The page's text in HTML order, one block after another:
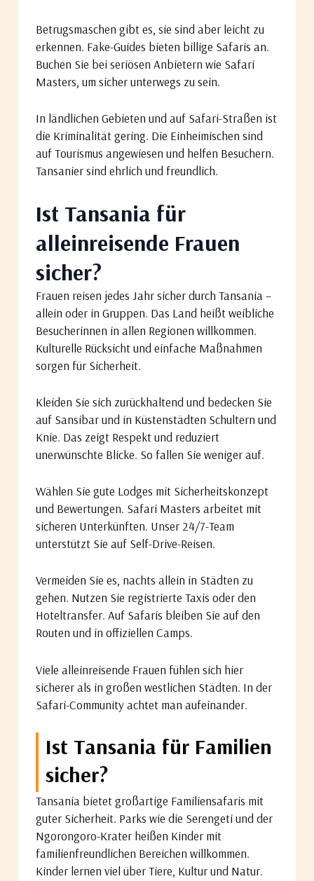
Betrugsmaschen gibt es, sie sind aber leicht zu
erkennen. Fake-Guides bieten billige Safaris an.
Buchen Sie bei seriösen Anbietern wie Safari
Masters, um sicher unterwegs zu sein.
In ländlichen Gebieten und auf Safari-Straßen ist
die Kriminalität gering. Die Einheimischen sind
auf Tourismus angewiesen und helfen Besuchern.
Tansanier sind ehrlich und freundlich.
Ist Tansania für
alleinreisende Frauen
sicher?
Frauen reisen jedes Jahr sicher durch Tansania –
allein oder in Gruppen. Das Land heißt weibliche
Besucherinnen in allen Regionen willkommen.
Kulturelle Rücksicht und einfache Maßnahmen
sorgen für Sicherheit.
Kleiden Sie sich zurückhaltend und bedecken Sie
auf Sansibar und in Küstenstädten Schultern und
Knie. Das zeigt Respekt und reduziert
unerwünschte Blicke. So fallen Sie weniger auf.
Wählen Sie gute Lodges mit Sicherheitskonzept
und Bewertungen. Safari Masters arbeitet mit
sicheren Unterkünften. Unser 24/7-Team
unterstützt Sie auf Self-Drive-Reisen.
Vermeiden Sie es, nachts allein in Städten zu
gehen. Nutzen Sie registrierte Taxis oder den
Hoteltransfer. Auf Safaris bleiben Sie auf den
Routen und in offiziellen Camps.
Viele alleinreisende Frauen fühlen sich hier
sicherer als in großen westlichen Städten. In der
Safari-Community achtet man aufeinander.
Ist Tansania für Familien
sicher?
Tansania bietet großartige Familiensafaris mit
guter Sicherheit. Parks wie die Serengeti und der
Ngorongoro-Krater heißen Kinder mit
familienfreundlichen Bereichen willkommen.
Kinder lernen viel über Tiere, Kultur und Natur.